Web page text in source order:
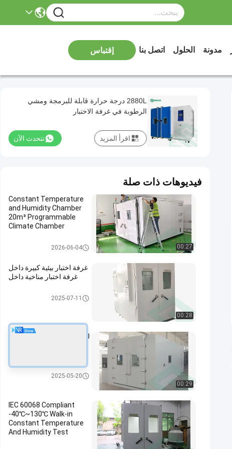
مدونة الحلول اتصل بنا إقتباس
2880L درجة حرارة قابلة للبرمجة ومشي
الرطوبة في غرفة الاختبار
نتحدث الآن اقرأ المزيد
فيديوهات ذات صلة
00:27
Constant Temperature
and Humidity Chamber
20m³ Programmable
Climate Chamber
المشي في غرفة الاختبار البيئي
2026-06-04
00:28
غرفة اختبار بيئية كبيرة داخل
غرفة اختبار مناخية داخل
المشي في غرفة الاختبار البيئي
2025-07-11
00:29
المشي في غرفة الاختبار البيئي
2025-05-20
IEC 60068 Compliant
-40℃~130℃ Walk-in
Constant Temperature
And Humidity Test